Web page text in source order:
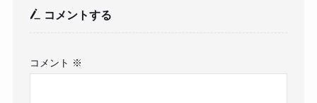
コメントする
コメント ※